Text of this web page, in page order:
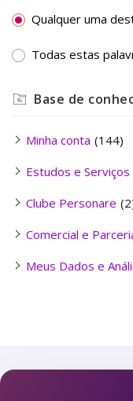
Qualquer uma
Todas estas
Base de
Minha conta (144)
Estudos e Serviços
Clube Personare
Comercial e
Meus Dados e